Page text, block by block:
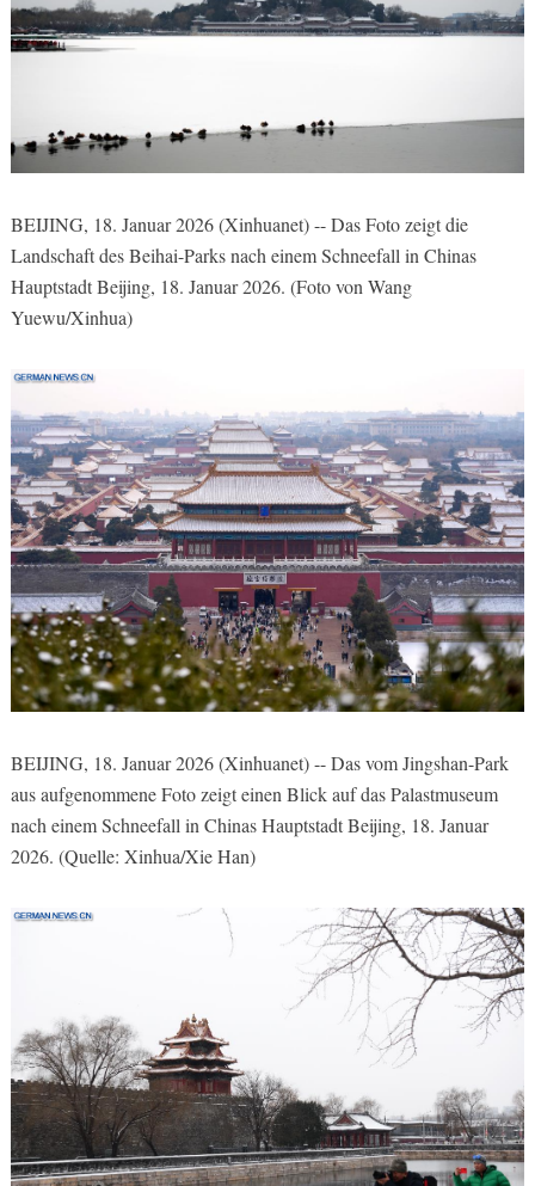
BEIJING, 18. Januar 2026 (Xinhuanet) -- Das Foto zeigt die
Landschaft des Beihai-Parks nach einem Schneefall in Chinas
Hauptstadt Beijing, 18. Januar 2026. (Foto von Wang
Yuewu/Xinhua)
BEIJING, 18. Januar 2026 (Xinhuanet) -- Das vom Jingshan-Park
aus aufgenommene Foto zeigt einen Blick auf das Palastmuseum
nach einem Schneefall in Chinas Hauptstadt Beijing, 18. Januar
2026. (Quelle: Xinhua/Xie Han)